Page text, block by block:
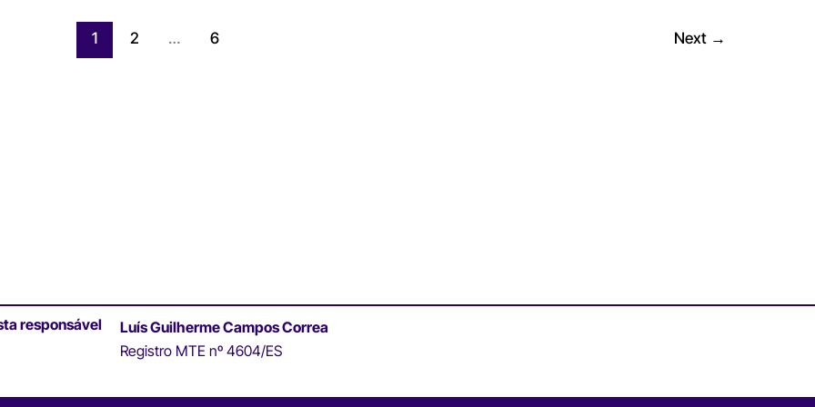
1 2 … 6 Next →
responsável
Luís Guilherme Campos Correa
Registro MTE nº 4604/ES